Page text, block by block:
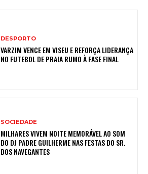
DESPORTO
VARZIM VENCE EM VISEU E REFORÇA LIDERANÇA
NO FUTEBOL DE PRAIA RUMO À FASE FINAL
SOCIEDADE
MILHARES VIVEM NOITE MEMORÁVEL AO SOM
DO DJ PADRE GUILHERME NAS FESTAS DO SR.
DOS NAVEGANTES